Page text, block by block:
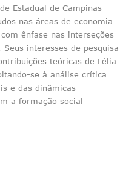
Estadual de Campinas
nas áreas de economia
ênfase nas interseções
interesses de pesquisa
teóricas de Lélia
se à análise crítica
e das dinâmicas
a formação social